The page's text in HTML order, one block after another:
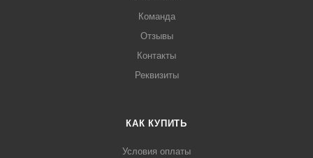
Команда
Отзывы
Контакты
Реквизиты
КАК КУПИТЬ
Условия оплаты